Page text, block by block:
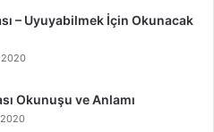
– Uyuyabilmek İçin Okunacak
2020
Okunuşu ve Anlamı
2020